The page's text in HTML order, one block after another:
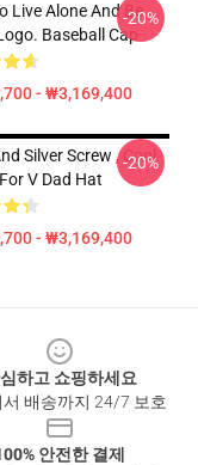
Live Alone And Be
Baseball Cap
- ₩3,169,400
-20%
Silver Screw , Cool
V Dad Hat
- ₩3,169,400
-20%
하고 쇼핑하세요
서 배송까지 24/7 보호
안전한 결제